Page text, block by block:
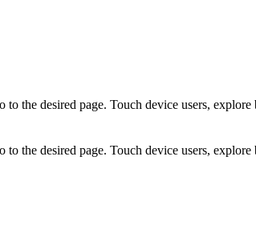
the desired page. Touch device users,
the desired page. Touch device users,